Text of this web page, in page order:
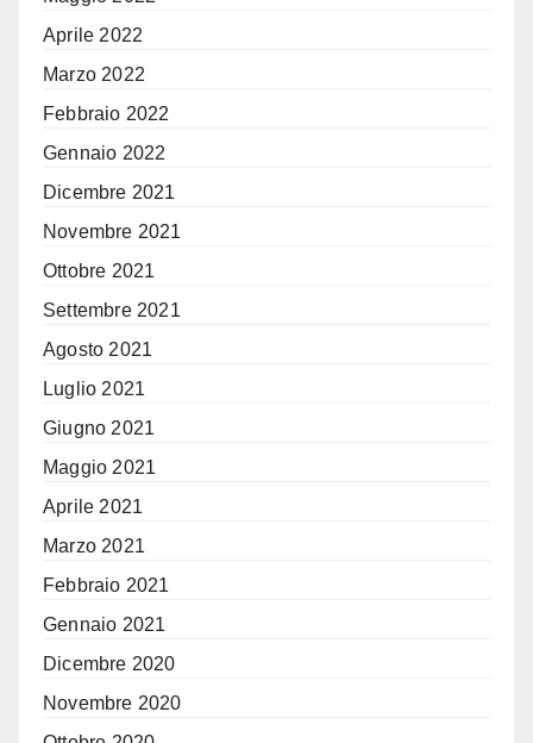
Aprile 2022
Marzo 2022
Febbraio 2022
Gennaio 2022
Dicembre 2021
Novembre 2021
Ottobre 2021
Settembre 2021
Agosto 2021
Luglio 2021
Giugno 2021
Maggio 2021
Aprile 2021
Marzo 2021
Febbraio 2021
Gennaio 2021
Dicembre 2020
Novembre 2020